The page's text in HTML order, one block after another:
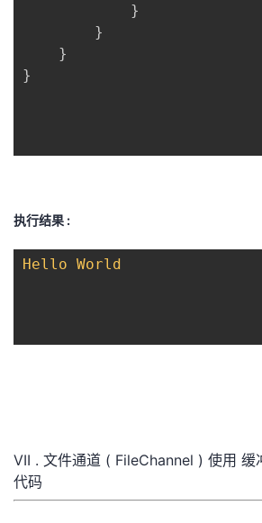
}
}
}
}
执行结果 :
Hello World
VII . 文件通道 ( FileChannel ) 使用 缓
代码